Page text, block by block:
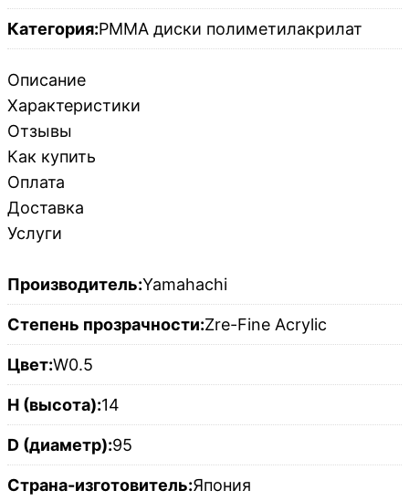
Категория:PMMA диски полиметилакрилат
Описание
Характеристики
Отзывы
Как купить
Оплата
Доставка
Услуги
Производитель:Yamahachi
Степень прозрачности:Zre-Fine Acrylic
Цвет:W0.5
H (высота):14
D (диаметр):95
Страна-изготовитель:Япония